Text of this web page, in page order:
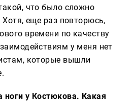
что было сложно
еще раз повторюсь,
времени по качеству
у меня нет
которые вышли
у Костюкова. Какая